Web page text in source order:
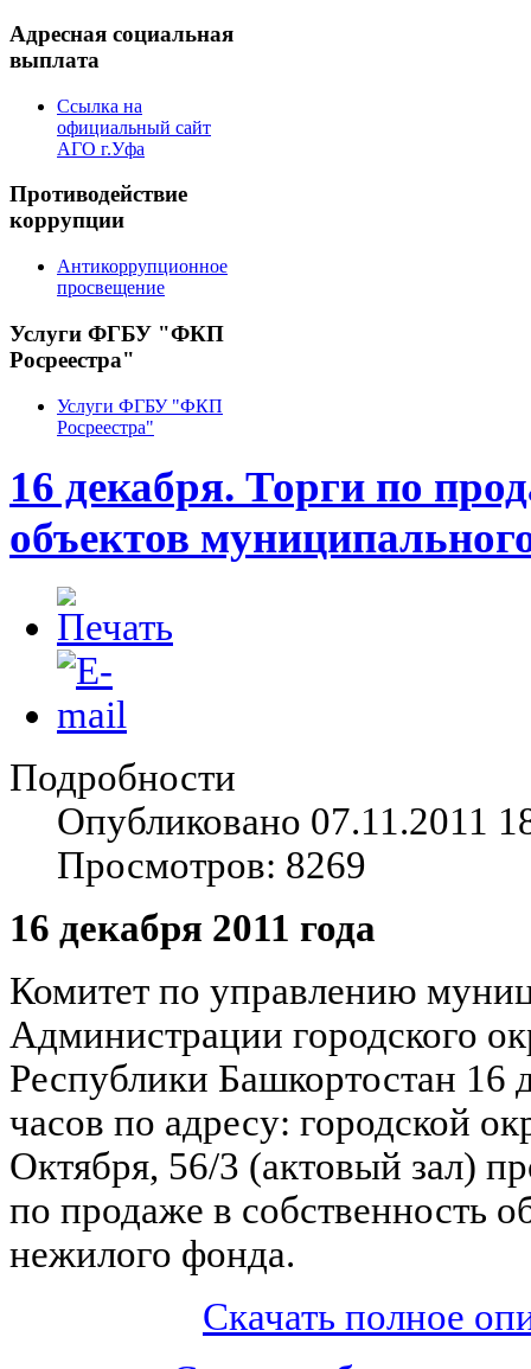
Адресная социальная
выплата
Ссылка на
официальный сайт
АГО г.Уфа
Противодействие
коррупции
Антикоррупционное
просвещение
Услуги ФГБУ "ФКП
Росреестра"
Услуги ФГБУ "ФКП
Росреестра"
16 декабря. Торги по
объектов
Подробности
Опубликовано 07.11.2011
Просмотров: 8269
16 декабря 2011 года
Комитет по управлению
Администрации городского
Республики Башкортостан 16
часов по адресу: городской
Октября, 56/3 (актовый зал)
по продаже в собственность
нежилого фонда.
Скачать полное